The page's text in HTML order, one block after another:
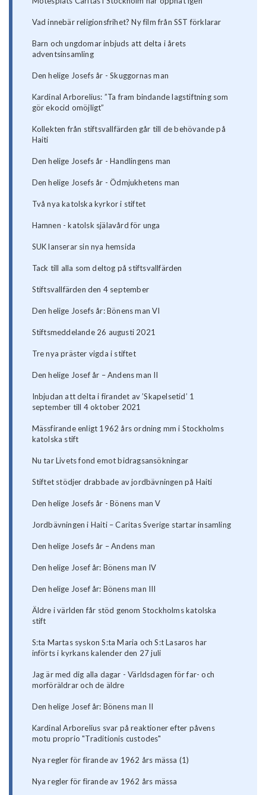
Vad innebär religionsfrihet? Ny film från SST förklarar
Barn och ungdomar inbjuds att delta i årets
adventsinsamling
Den helige Josefs år - Skuggornas man
Kardinal Arborelius: ”Ta fram bindande lagstiftning som
gör ekocid omöjligt”
Kollekten från stiftsvallfärden går till de behövande på
Haiti
Den helige Josefs år - Handlingens man
Den helige Josefs år - Ödmjukhetens man
Två nya katolska kyrkor i stiftet
Hamnen - katolsk själavård för unga
SUK lanserar sin nya hemsida
Tack till alla som deltog på stiftsvallfärden
Stiftsvallfärden den 4 september
Den helige Josefs år: Bönens man VI
Stiftsmeddelande 26 augusti 2021
Tre nya präster vigda i stiftet
Den helige Josef år – Andens man II
Inbjudan att delta i firandet av ’Skapelsetid’ 1
september till 4 oktober 2021
Mässfirande enligt 1962 års ordning mm i Stockholms
katolska stift
Nu tar Livets fond emot bidragsansökningar
Stiftet stödjer drabbade av jordbävningen på Haiti
Den helige Josefs år - Bönens man V
Jordbävningen i Haiti – Caritas Sverige startar insamling
Den helige Josefs år – Andens man
Den helige Josef år: Bönens man IV
Den helige Josef år: Bönens man III
Äldre i världen får stöd genom Stockholms katolska
stift
S:ta Martas syskon S:ta Maria och S:t Lasaros har
införts i kyrkans kalender den 27 juli
Jag är med dig alla dagar - Världsdagen för far- och
morföräldrar och de äldre
Den helige Josef år: Bönens man II
Kardinal Arborelius svar på reaktioner efter påvens
motu proprio "Traditionis custodes"
Nya regler för firande av 1962 års mässa (1)
Nya regler för firande av 1962 års mässa